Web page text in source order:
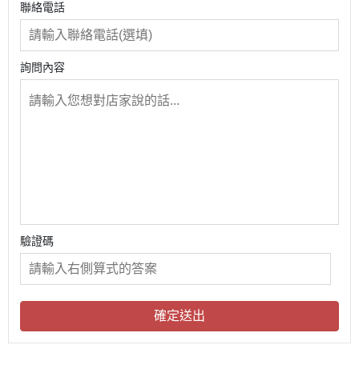
聯絡電話
詢問內容
驗證碼
確定送出